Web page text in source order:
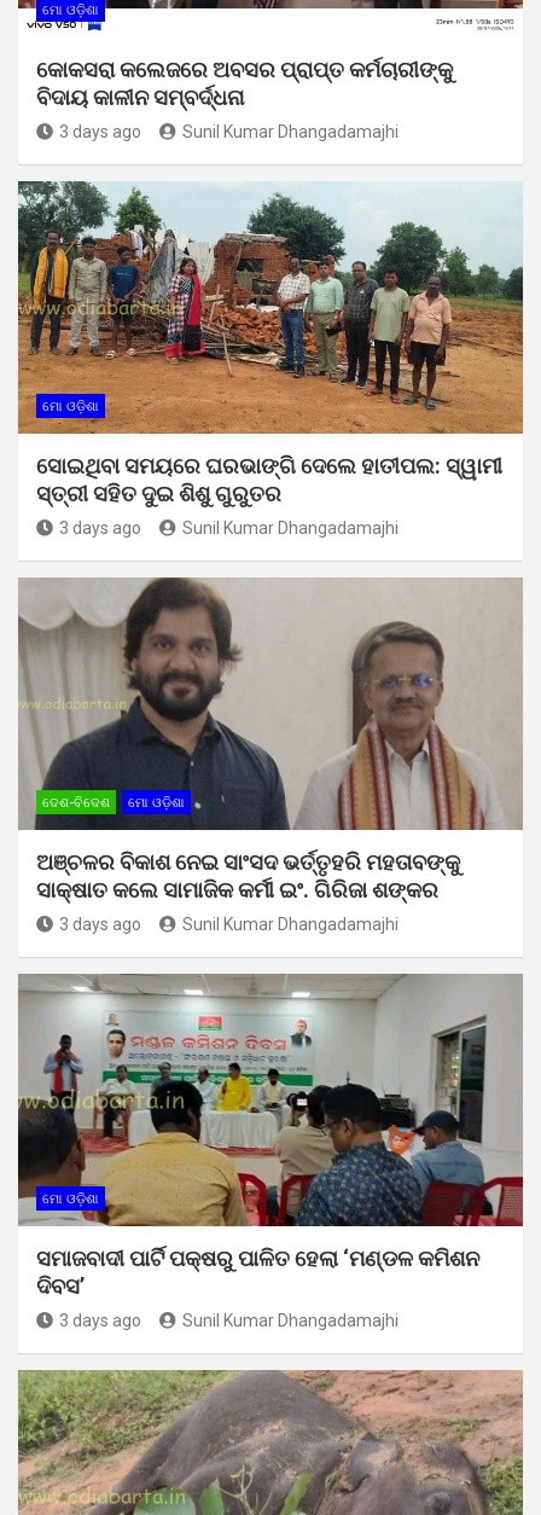
ମୋ ଓଡ଼ିଶା
କୋକସରା କଲେଜରେ ଅବସର ପ୍ରାପ୍ତ କର୍ମଚାରୀଙ୍କୁ
ବିଦାୟ କାଳୀନ ସମ୍ବର୍ଦ୍ଧନା
3 days ago Sunil Kumar Dhangadamajhi
ମୋ ଓଡ଼ିଶା
ସୋଇଥିବା ସମୟରେ ଘରଭାଙ୍ଗି ଦେଲେ ହାତୀପଲ: ସ୍ୱାମୀ
ସ୍ତ୍ରୀ ସହିତ ଦୁଇ ଶିଶୁ ଗୁରୁତର
3 days ago Sunil Kumar Dhangadamajhi
ଦେଶ-ବିଦେଶ ମୋ ଓଡ଼ିଶା
ଅଞ୍ଚଳର ବିକାଶ ନେଇ ସାଂସଦ ଭର୍ତ୍ତୃହରି ମହତାବଙ୍କୁ
ସାକ୍ଷାତ କଲେ ସାମାଜିକ କର୍ମୀ ଇଂ. ଗିରିଜା ଶଙ୍କର
3 days ago Sunil Kumar Dhangadamajhi
ମୋ ଓଡ଼ିଶା
ସମାଜବାଦୀ ପାର୍ଟି ପକ୍ଷରୁ ପାଳିତ ହେଲା ‘ମଣ୍ଡଳ କମିଶନ
ଦିବସ’
3 days ago Sunil Kumar Dhangadamajhi